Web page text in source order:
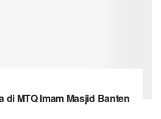
di MTQ Imam Masjid Banten